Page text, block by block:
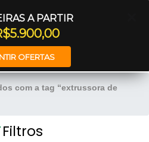
A PARTIR
OFERTAS
com a tag “extrussora de
Filtros